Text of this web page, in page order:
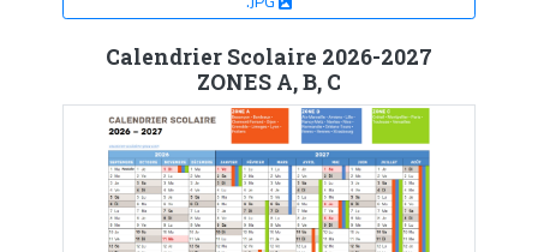
Calendrier Scolaire 2026-2027
ZONES A, B, C